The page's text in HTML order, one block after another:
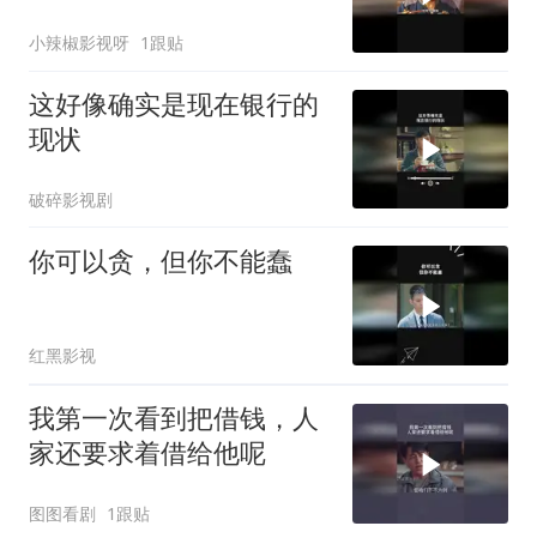
小辣椒影视呀 1跟贴
这好像确实是现在银行的
现状
破碎影视剧
你可以贪，但你不能蠢
红黑影视
我第一次看到把借钱，人
家还要求着借给他呢
图图看剧 1跟贴